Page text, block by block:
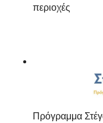
περιοχές
Πρόγραμμα